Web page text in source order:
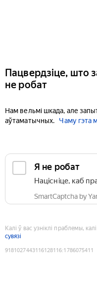
Пацвердзіце, што
не робат
Нам вельмі шкада, але
аўтаматычных.
Чаму гэта
Я не робат
Націсніце, каб
SmartCaptcha by
Калі ў вас узніклі праблемы,
сувязі
9181027443116128116:1786075411